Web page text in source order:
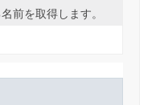
前を取得します。